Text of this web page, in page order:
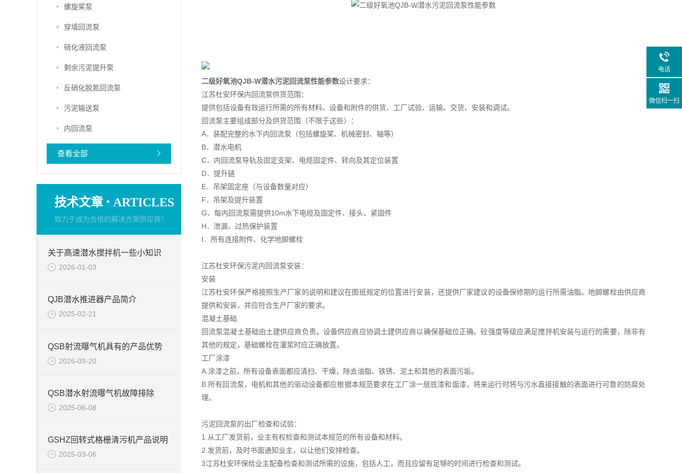
螺旋桨泵
穿墙回流泵
硝化液回流泵
剩余污泥提升泵
反硝化脱氮回流泵
污泥输送泵
内回流泵
查看全部
技术文章 · ARTICLES
致力于成为合格的解决方案供应商！
关于高速潜水搅拌机一些小知识
2026-01-03
QJB潜水推进器产品简介
2025-02-21
QSB射流曝气机具有的产品优势
2026-03-20
QSB潜水射流曝气机故障排除
2025-06-08
GSHZ回转式格栅清污机产品说明
2025-03-06
二级好氧池QJB-W潜水污泥回流泵性能参数设计要求：
江苏杜安环保内回流泵供货范围：
提供包括设备有效运行所需的所有材料、设备和附件的供货、工厂试验、运输、交货、安装和调试。
回流泵主要组成部分及供货范围（不限于这些）：
A．装配完整的水下内回流泵（包括螺旋桨、机械密封、轴等）
B．潜水电机
C．内回流泵导轨及固定支架、电缆固定件、转向及其定位装置
D．提升链
E．吊架固定座（与设备数量对应）
F．吊架及提升装置
G．每内回流泵需提供10m水下电缆及固定件、接头、紧固件
H．泄漏、过热保护装置
I．所有连接附件、化学地脚螺栓
江苏杜安环保污泥内回流泵安装：
安装
江苏杜安环保严格按照生产厂家的说明和建议在图纸规定的位置进行安装，还提供厂家建议的设备保修期的运行所需油脂。地脚螺栓由供应商
提供和安装，并应符合生产厂家的要求。
混凝土基础
回流泵混凝土基础由土建供应商负责。设备供应商应协调土建供应商以确保基础位正确。砼强度等级应满足搅拌机安装与运行的需要，除非有
其他的规定，基础螺栓在灌浆时应正确放置。
工厂涂漆
A.涂漆之前，所有设备表面都应清扫、干燥，除去油脂、铁锈、泥土和其他的表面污垢。
B.所有回流泵，电机和其他的驱动设备都应根据本规范要求在工厂涂一层底漆和面漆，将来运行时将与污水直接接触的表面进行可靠的防腐处
理。
污泥回流泵的出厂检查和试验：
1.从工厂发货前，业主有权检查和测试本规范的所有设备和材料。
2.发货前，及时书面通知业主，以让他们安排检查。
3江苏杜安环保给业主配备检查和测试所需的设施，包括人工，而且应留有足够的时间进行检查和测试。
电话
微信扫一扫